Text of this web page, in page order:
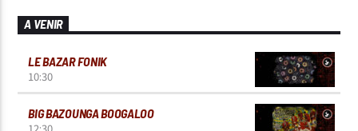
A VENIR
LE BAZAR FONIK
10:30
BIG BAZOUNGA BOOGALOO